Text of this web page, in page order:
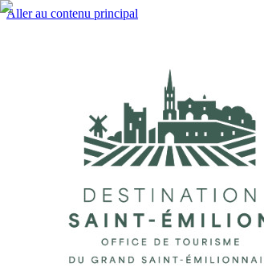
Aller au contenu principal